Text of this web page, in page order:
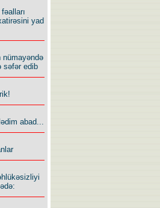
yad
nümayəndə
səfər edib
abad...